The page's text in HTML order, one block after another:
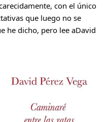
con el único
que luego no se
he dicho, pero lee aDavid